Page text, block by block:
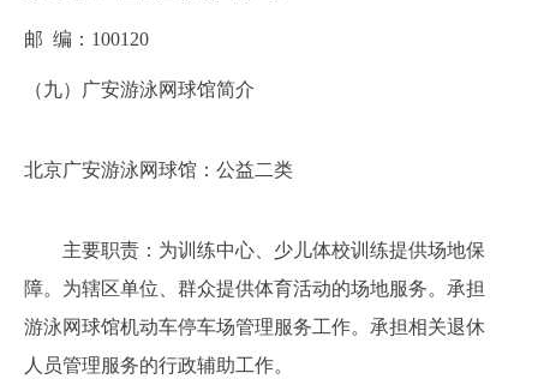
邮 编： 100120
（九）广安游泳网球馆简介
北京广安游泳网球馆：公益二类
主要职责：为训练中心、少儿体校训练提供场地保
障。为辖区单位、群众提供体育活动的场地服务。承担
游泳网球馆机动车停车场管理服务工作。承担相关退休
人员管理服务的行政辅助工作。